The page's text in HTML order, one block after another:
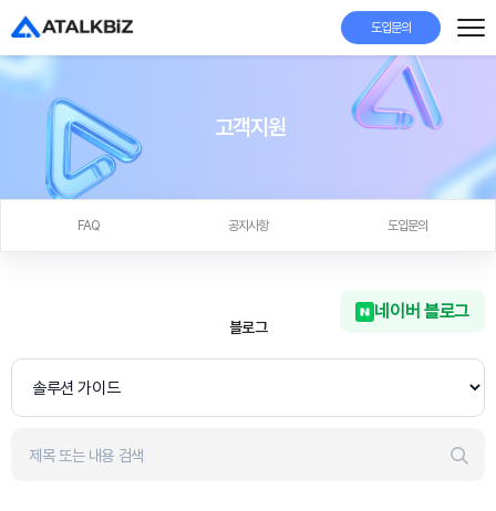
도입문의
고객지원
FAQ 공지사항 도입문의
블로그
네이버 블로그